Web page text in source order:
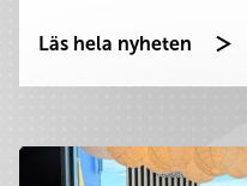
Läs hela nyheten